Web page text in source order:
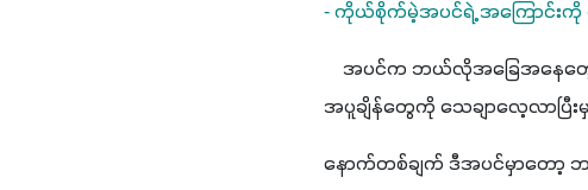
- ကိုယ်စိုက်မဲ့အပင်ရဲ့ အကြောင်းကို သ
အပင်က ဘယ်လိုအခြေအနေတွေ
အပူချိန်တွေကို သေချာလေ့လာပြီးမှ